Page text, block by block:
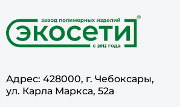
Адрес: 428000, г. Чебоксары,
ул. Карла Маркса, 52а